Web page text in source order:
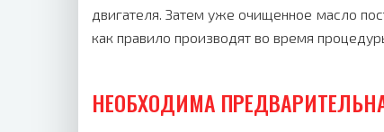
двигателя. Затем уже очищенное масло
как правило производят во время
НЕОБХОДИМА